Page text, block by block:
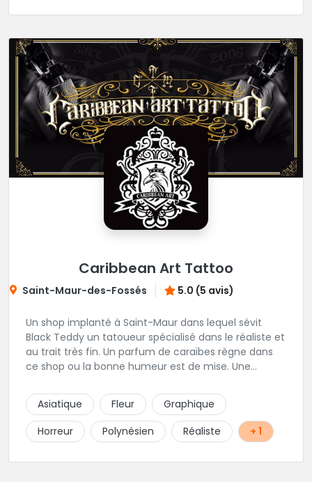
Caribbean Art Tattoo
Saint-Maur-des-Fossés 5.0 (5 avis)
Un shop implanté à Saint-Maur dans lequel sévit
Black Teddy un tatoueur spécialisé dans le réaliste et
au trait très fin. Un parfum de caraïbes règne dans
ce shop ou la bonne humeur est de mise. Une
Asiatique
Fleur
Graphique
Horreur
Polynésien Réaliste + 1